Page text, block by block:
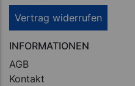
Vertrag widerrufen
INFORMATIONEN
AGB
Kontakt